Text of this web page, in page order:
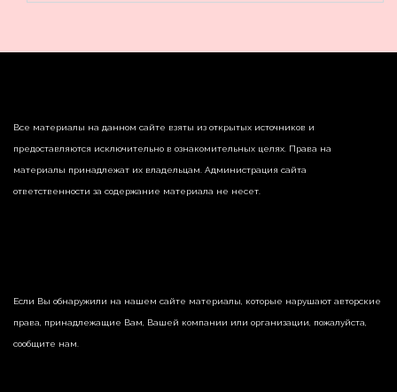
Все материалы на данном сайте взяты из открытых источников и
предоставляются исключительно в ознакомительных целях. Права на
материалы принадлежат их владельцам. Администрация сайта
ответственности за содержание материала не несет.
Если Вы обнаружили на нашем сайте материалы, которые нарушают авторские
права, принадлежащие Вам, Вашей компании или организации, пожалуйста,
сообщите нам.